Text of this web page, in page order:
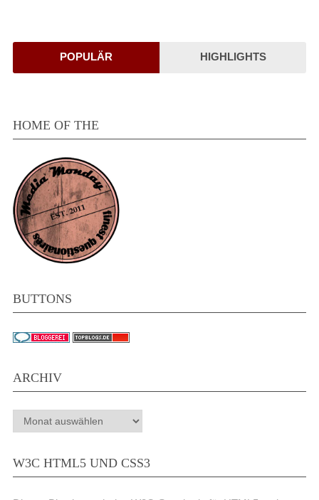
POPULÄR HIGHLIGHTS
HOME OF THE
BUTTONS
ARCHIV
Archiv
W3C HTML5 UND CSS3